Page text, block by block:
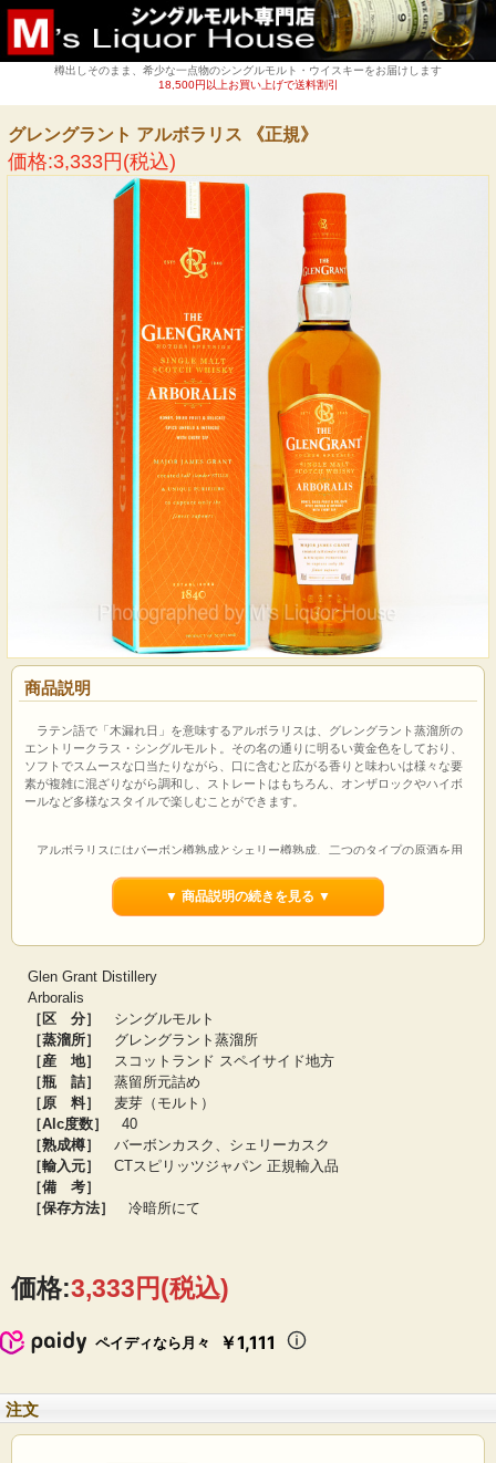
樽出しそのまま、希少な一点物のシングルモルト・ウイスキーをお届けします
18,500円以上お買い上げで送料割引
グレングラント アルボラリス 《正規》
価格:3,333円(税込)
商品説明
ラテン語で「木漏れ日」を意味するアルボラリスは、グレングラント蒸溜所の
エントリークラス・シングルモルト。その名の通りに明るい黄金色をしており、
ソフトでスムースな口当たりながら、口に含むと広がる香りと味わいは様々な要
素が複雑に混ざりながら調和し、ストレートはもちろん、オンザロックやハイボ
ールなど多様なスタイルで楽しむことができます。
アルボラリスにはバーボン樽熟成とシェリー樽熟成、二つのタイプの原酒を用
を持ったヴァッティングがされています。
微かなレモン
オークとドライフルーツがミックスされたバタースコッチ、ほのかなスパイ
ス
フィニッシュ：
長く続くモルトとバニラに一瞬の洋ナシ
1840年創業のグレングラントは、シングルモルト市場の黎明期から現代まで長
きにわたって人気銘柄の地位を占めてきた銘柄です。蒸溜所元詰めの5年熟成がイ
タリア市場で圧倒的なシェアを握っていることから若いモルトが中心と思われが
ちですが、長期熟成においても素晴らしい出来栄えのボトルが数多くリリースさ
れています。
▼ 商品説明の続きを見る ▼
Glen Grant Distillery
Arboralis
［区 分］ シングルモルト
［蒸溜所］ グレングラント蒸溜所
［産 地］ スコットランド スペイサイド地方
［瓶 詰］ 蒸留所元詰め
［原 料］ 麦芽（モルト）
［Alc度数］ 40
［熟成樽］ バーボンカスク、シェリーカスク
［輸入元］ CTスピリッツジャパン 正規輸入品
［備 考］
［保存方法］ 冷暗所にて
価格:3,333円(税込)
ペイディなら月々 ￥1,111
注文